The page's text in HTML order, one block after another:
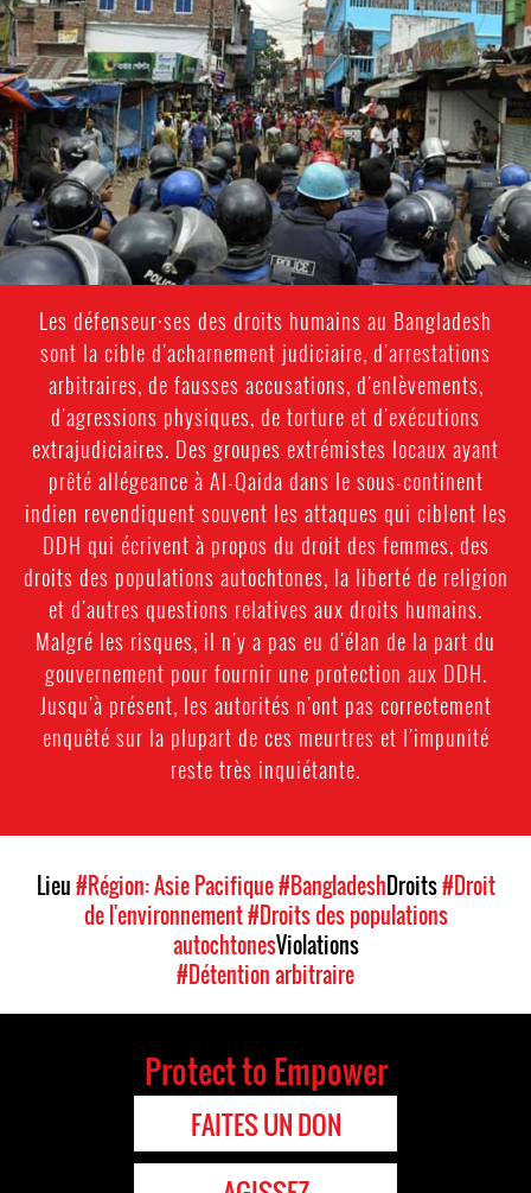
bangladesh-
workers-
context.jpg
Les défenseur·ses des droits humains au Bangladesh
sont la cible d'acharnement judiciaire, d'arrestations
arbitraires, de fausses accusations, d'enlèvements,
d'agressions physiques, de torture et d'exécutions
extrajudiciaires. Des groupes extrémistes locaux ayant
prêté allégeance à Al-Qaida dans le sous-continent
indien revendiquent souvent les attaques qui ciblent les
DDH qui écrivent à propos du droit des femmes, des
droits des populations autochtones, la liberté de religion
et d'autres questions relatives aux droits humains.
Malgré les risques, il n'y a pas eu d'élan de la part du
gouvernement pour fournir une protection aux DDH.
Jusqu'à présent, les autorités n'ont pas correctement
enquêté sur la plupart de ces meurtres et l'impunité
reste très inquiétante.
Lieu#Région: Asie Pacifique#BangladeshDroits#Droit
de l'environnement#Droits des populations
autochtonesViolations
#Détention arbitraire
Protect to Empower
FAITES UN DON